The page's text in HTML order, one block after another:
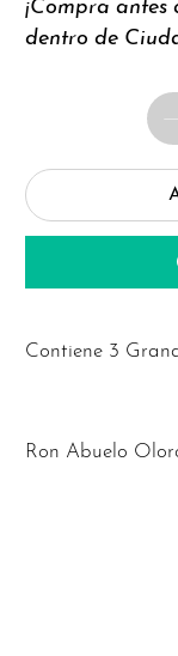
¡Compra
dentro de
Contiene 3
Ron Abuelo